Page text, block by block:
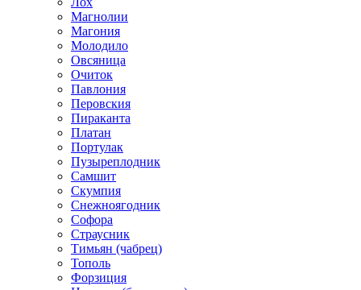
Магнолии
Магония
Молодило
Овсяница
Очиток
Павлония
Перовския
Пираканта
Платан
Портулак
Пузыреплодник
Самшит
Скумпия
Снежноягодник
Софора
Страусник
Тимьян (чабрец)
Тополь
Форзиция